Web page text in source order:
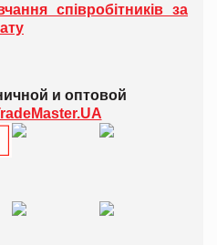
співробітників за
и оптовой